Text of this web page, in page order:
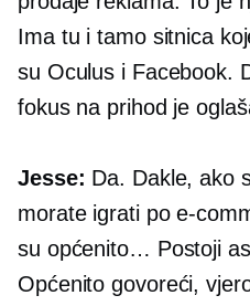
Ima tu i tamo sitnica
su Oculus i Facebook.
fokus na prihod je
Jesse: Da. Dakle, ako
morate igrati poe-
su općenito… Postoji
Općenito govoreći,